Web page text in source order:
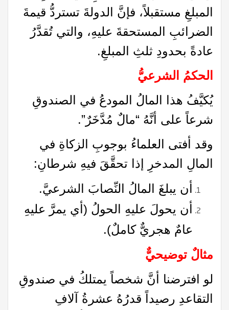
المبلغِ مستقبلاً، فإنَّ الدولةَ تستردُّ قيمةَ
الضرائبِ المستحقةَ عليهِ، والتي تُقدَّرُ
عادةً بحدودِ ثلثِ المبلغِ.
الحكمُ الشرعيُّ
يُكيَّفُ هذا المالُ المودعُ في الصندوقِ
شرعاً على أنَّهُ “مالٌ مُدَّخَرٌ”.
وقد أفتى العلماءُ بوجوبِ الزكاةِ في
المالِ المدخرِ إذا تحقَّقَ فيهِ شرطانِ:
أن يبلغَ المالُ النِّصابَ الشرعيَّ.
أن يحولَ عليهِ الحولُ (أي يمرَّ عليهِ
عامٌ هجريٌّ كاملٌ).
مثالٌ توضيحيٌّ
لو افترضنا أنَّ شخصاً يمتلكُ في صندوقِ
التقاعدِ رصيداً قدرُهُ عشرةُ آلافِ